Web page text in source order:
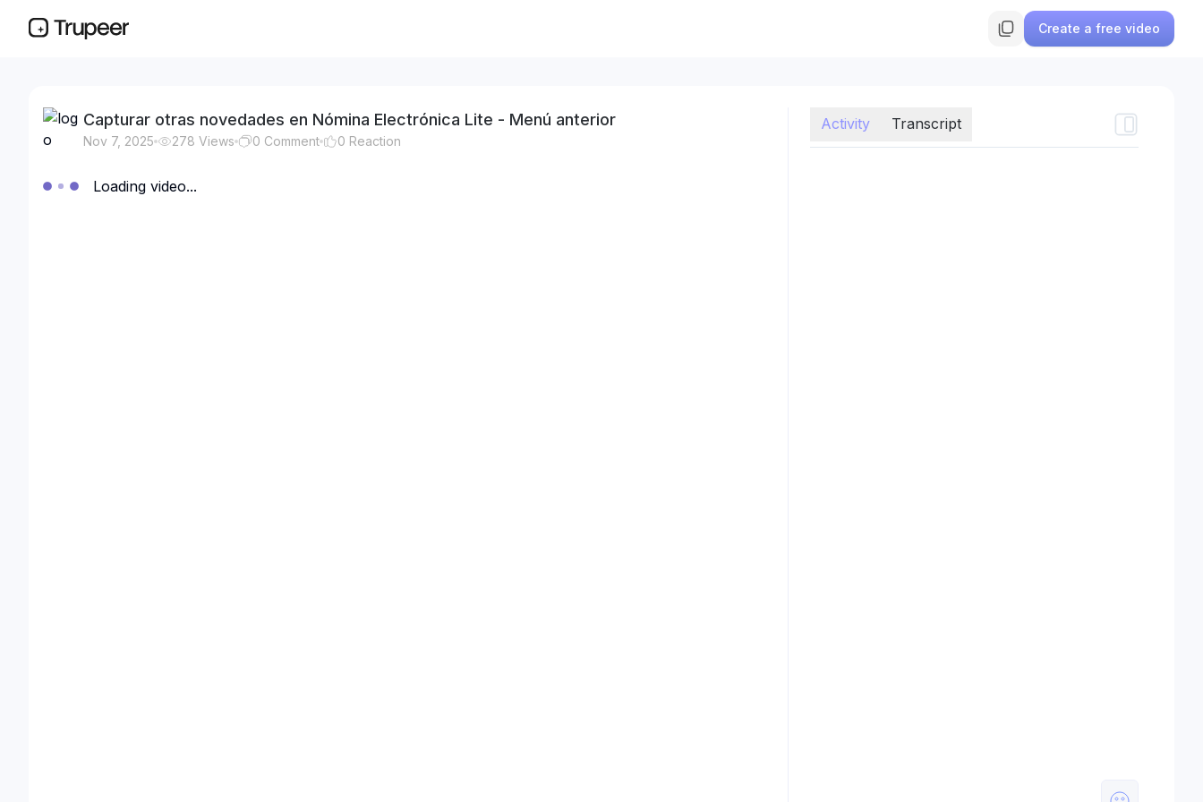
Create a free video
Capturar otras novedades en Nómina Electrónica Lite - Menú anterior
Nov 7, 2025 278 Views 0 Comment 0 Reaction
Loading video...
Activity Transcript